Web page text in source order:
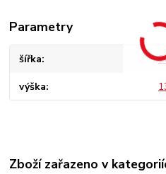
Parametry
šířka
výška
Zboží zařazeno v